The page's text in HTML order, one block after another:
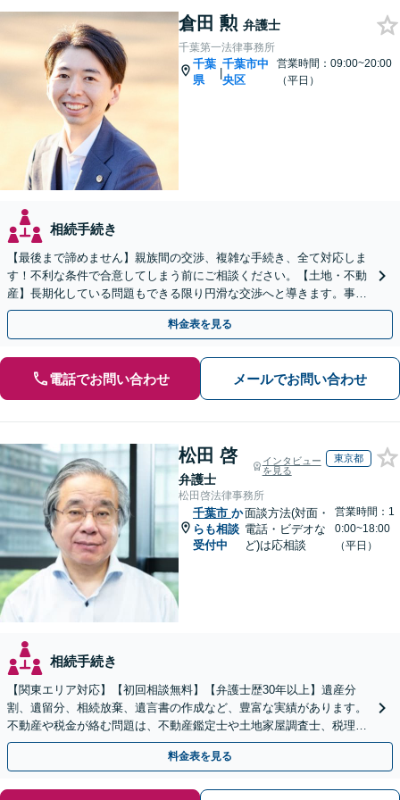
倉田 勲 弁護士
千葉第一法律事務所
千葉
県
|
千葉市中
央区
営業時間：09:00~20:00
（平日）
相続手続き
【最後まで諦めません】親族間の交渉、複雑な手続き、全て対応しま
す！不利な条件で合意してしまう前にご相談ください。【土地・不動
産】長期化している問題もできる限り円滑な交渉へと導きます。事業
承継／相続放棄も対応可能。【JR千葉駅近く】駐車場あり
料金表を見る
電話でお問い合わせ メールでお問い合わせ
松田 啓
弁護士
インタビュー
を見る
東京都
松田啓法律事務所
千葉市 か
らも相談
受付中
面談方法(対面・
電話・ビデオな
ど)は応相談
営業時間：1
0:00~18:00
（平日）
相続手続き
【関東エリア対応】【初回相談無料】【弁護士歴30年以上】遺産分
割、遺留分、相続放棄、遺言書の作成など、豊富な実績があります。
不動産や税金が絡む問題は、不動産鑑定士や土地家屋調査士、税理士
と提携【事前予約で、休日・夜間面談可】【WEB面談可】
料金表を見る